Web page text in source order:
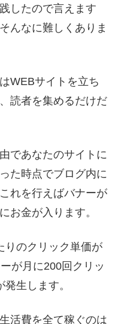
したので言えます
んなに難しくありま
WEBサイトを立ち
読者を集めるだけだ
であなたのサイトに
た時点でブログ内に
れを行えばバナーが
お金が入ります。
りのクリック単価が
が月に200回クリッ
生します。
活費を全て稼ぐのは